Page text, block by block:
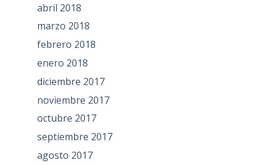
abril 2018
marzo 2018
febrero 2018
enero 2018
diciembre 2017
noviembre 2017
octubre 2017
septiembre 2017
agosto 2017